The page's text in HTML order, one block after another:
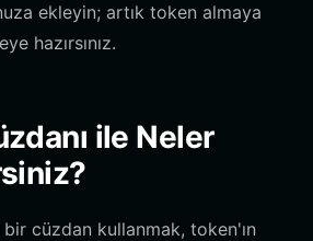
ekleyin; artık token almaya
hazırsınız.
ile Neler
cüzdan kullanmak, token'ın